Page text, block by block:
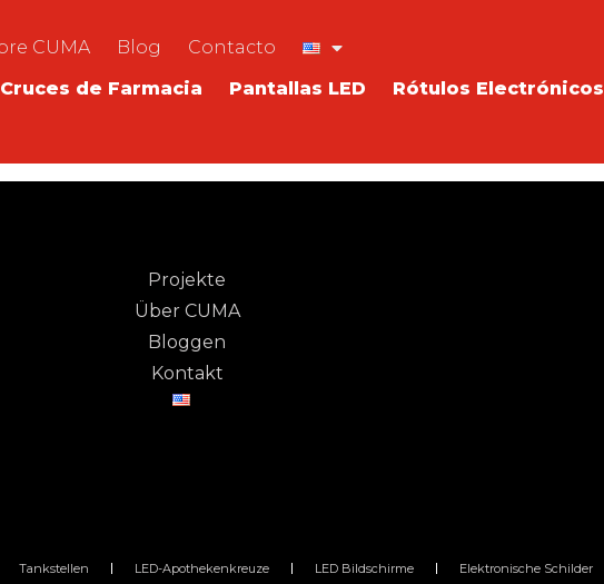
CUMA Blog
Contacto
Cruces de Farmacia Pantallas LED Rótulos Electrónicos
Projekte
Über CUMA
Bloggen
Kontakt
Tankstellen LED-Apothekenkreuze LED Bildschirme Elektronische Schilder